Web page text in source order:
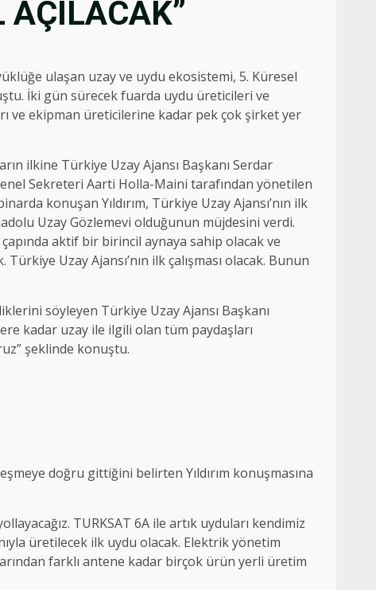
AÇILACAK”
ulaşan uzay ve uydu ekosistemi, 5. Küresel
İki gün sürecek fuarda uydu üreticileri ve
ve ekipman üreticilerine kadar pek çok şirket yer
ilkine Türkiye Uzay Ajansı Başkanı Serdar
Genel Sekreteri Aarti Holla-Maini tarafından yönetilen
konuşan Yıldırım, Türkiye Uzay Ajansı’nın ilk
Uzay Gözlemevi olduğunun müjdesini verdi.
çapında aktif bir birincil aynaya sahip olacak ve
Uzay Ajansı’nın ilk çalışması olacak. Bunun
söyleyen Türkiye Uzay Ajansı Başkanı
kadar uzay ile ilgili olan tüm paydaşları
şeklinde konuştu.
doğru gittiğini belirten Yıldırım konuşmasına
TURKSAT 6A ile artık uyduları kendimiz
üretilecek ilk uydu olacak. Elektrik yönetim
farklı antene kadar birçok ürün yerli üretim